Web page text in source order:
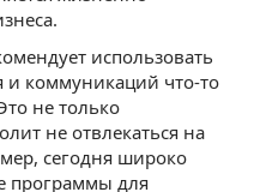
использовать
и коммуникаций что-то
не только
не отвлекаться на
сегодня широко
программы для